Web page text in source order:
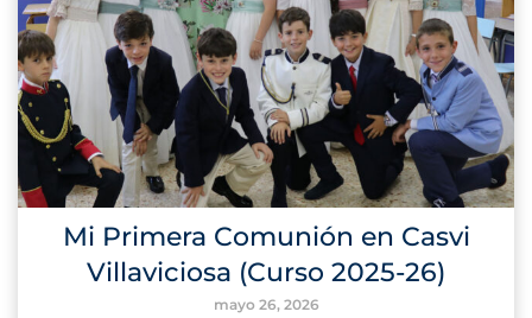
Mi Primera Comunión en Casvi
Villaviciosa (Curso 2025-26)
mayo 26, 2026